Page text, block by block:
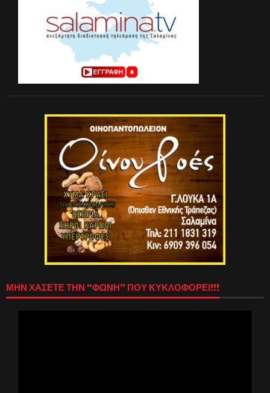
ΜΗΝ ΧΑΣΕΤΕ ΤΗΝ “ΦΩΝΗ” ΠΟΥ ΚΥΚΛΟΦΟΡΕΙ!!!